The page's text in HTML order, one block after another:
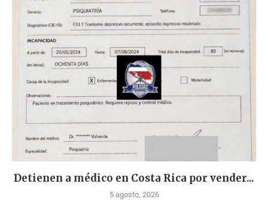
Detienen a médico en Costa Rica por vender...
5 agosto, 2026